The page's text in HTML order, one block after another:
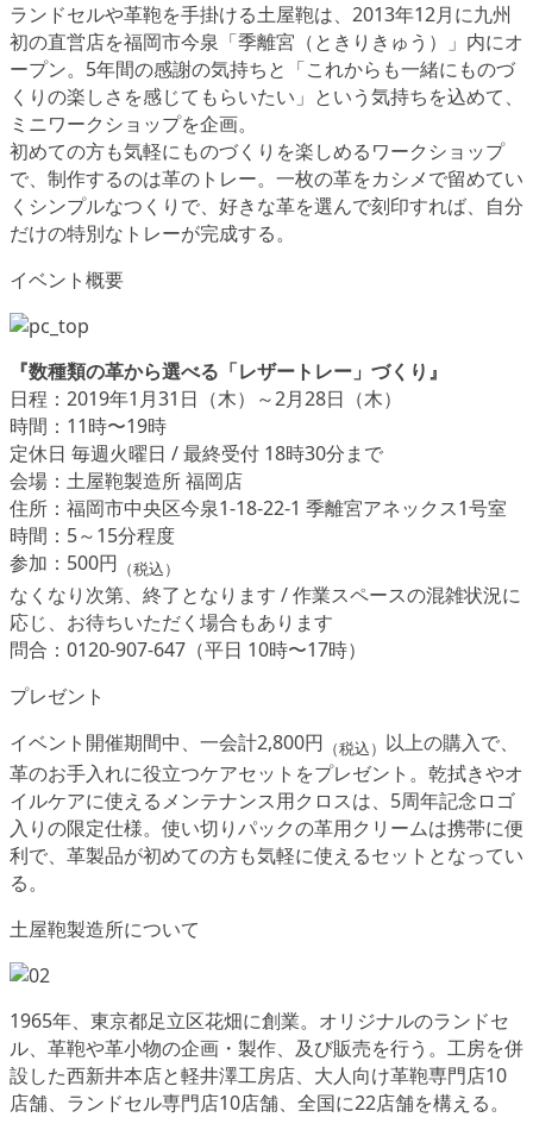
ランドセルや革鞄を手掛ける土屋鞄は、2013年12月に九州
初の直営店を福岡市今泉「季離宮（ときりきゅう）」内にオ
ープン。5年間の感謝の気持ちと「これからも一緒にものづ
くりの楽しさを感じてもらいたい」という気持ちを込めて、
ミニワークショップを企画。
初めての方も気軽にものづくりを楽しめるワークショップ
で、制作するのは革のトレー。一枚の革をカシメで留めてい
くシンプルなつくりで、好きな革を選んで刻印すれば、自分
だけの特別なトレーが完成する。
イベント概要
『数種類の革から選べる「レザートレー」づくり』
日程：2019年1月31日（木）～2月28日（木）
時間：11時〜19時
定休日 毎週火曜日 / 最終受付 18時30分まで
会場：土屋鞄製造所 福岡店
住所：福岡市中央区今泉1-18-22-1 季離宮アネックス1号室
時間：5～15分程度
参加：500円 （税込）
なくなり次第、終了となります / 作業スペースの混雑状況に
応じ、お待ちいただく場合もあります
問合：0120-907-647（平日 10時〜17時）
プレゼント
イベント開催期間中、一会計2,800円 （税込） 以上の購入で、
革のお手入れに役立つケアセットをプレゼント。乾拭きやオ
イルケアに使えるメンテナンス用クロスは、5周年記念ロゴ
入りの限定仕様。使い切りパックの革用クリームは携帯に便
利で、革製品が初めての方も気軽に使えるセットとなってい
る。
土屋鞄製造所について
1965年、東京都足立区花畑に創業。オリジナルのランドセ
ル、革鞄や革小物の企画・製作、及び販売を行う。工房を併
設した西新井本店と軽井澤工房店、大人向け革鞄専門店10
店舗、ランドセル専門店10店舗、全国に22店舗を構える。